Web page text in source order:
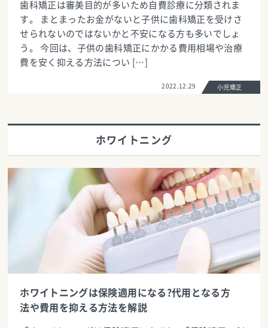
歯科矯正は審美目的が多いため自費診療に分類されま
す。 まとまったお金がないと子供に歯科矯正を受けさ
せられないのではないかと不安になる方も多いでしょ
う。 今回は、子供の歯科矯正にかかる費用相場や治療
費を安く抑える方法につい […]
2022.12.29 小児矯正
ホワイトニング
ホワイトニングは保険適用になる?代用となる方
法や費用を抑える方法を解説